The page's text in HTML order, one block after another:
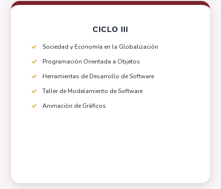
CICLO III
Sociedad y Economía en la Globalización
Programación Orientada a Objetos
Herramientas de Desarrollo de Software
Taller de Modelamiento de Software
Animación de Gráficos